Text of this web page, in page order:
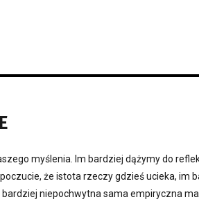
myślenia. Im bardziej dążymy do
że istota rzeczy gdzieś ucieka, im
niepochwytna sama empiryczna